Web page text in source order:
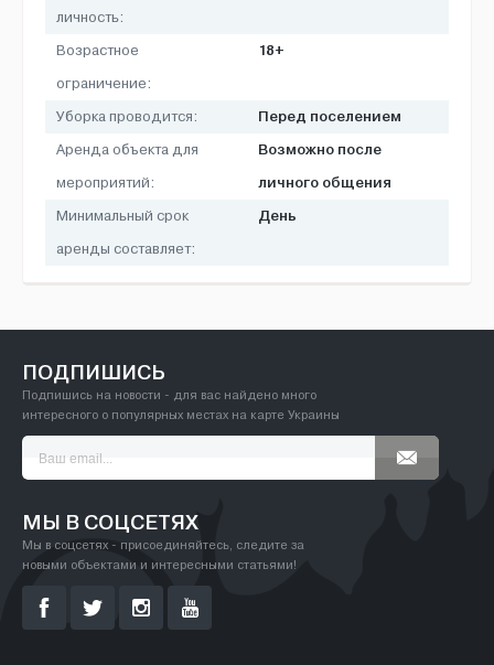
личность:
Возрастное
ограничение:
18+
Уборка проводится: Перед поселением
Аренда объекта для
мероприятий:
Возможно после
личного общения
Минимальный срок
аренды составляет:
День
ПОДПИШИСЬ
Подпишись на новости - для вас найдено много
интересного о популярных местах на карте Украины
МЫ В СОЦСЕТЯХ
Мы в соцсетях - присоединяйтесь, следите за
новыми объектами и интересными статьями!